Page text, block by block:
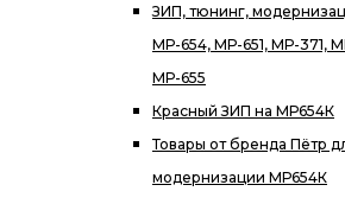
ЗИП, тюнинг,
МР-654, МР-651, МР-371,
МР-655
Красный ЗИП на МР654К
Товары от бренда Пётр
модернизации МР654К